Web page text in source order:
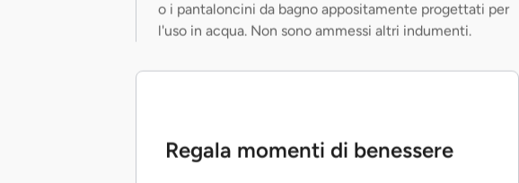
o i pantaloncini da bagno appositamente progettati per
l'uso in acqua. Non sono ammessi altri indumenti.
Regala momenti di benessere